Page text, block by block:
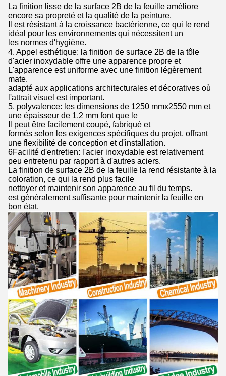
La finition lisse de la surface 2B de la feuille améliore
encore sa propreté et la qualité de la peinture.
Il est résistant à la croissance bactérienne, ce qui le rend
idéal pour les environnements qui nécessitent un
les normes d'hygiène.
4. Appel esthétique: la finition de surface 2B de la tôle
d'acier inoxydable offre une apparence propre et
L'apparence est uniforme avec une finition légèrement
mate.
adapté aux applications architecturales et décoratives où
l'attrait visuel est important.
5. polyvalence: les dimensions de 1250 mmx2550 mm et
une épaisseur de 1,2 mm font que le
Il peut être facilement coupé, fabriqué et
formés selon les exigences spécifiques du projet, offrant
une flexibilité de conception et d'installation.
6Facilité d'entretien: l'acier inoxydable est relativement
peu entretenu par rapport à d'autres aciers.
La finition de surface 2B de la feuille la rend résistante à la
coloration, ce qui la rend plus facile
nettoyer et maintenir son apparence au fil du temps.
est généralement suffisante pour maintenir la feuille en
bon état.